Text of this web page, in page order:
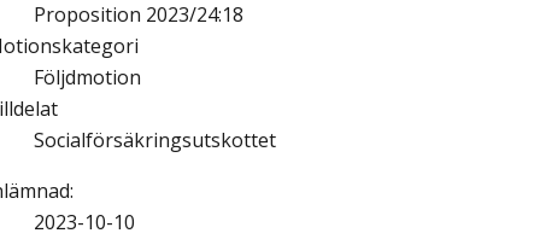
Proposition 2023/24:18
Följdmotion
Socialförsäkringsutskottet
:
2023-10-10